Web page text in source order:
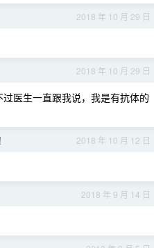
2018 年 10 月 29 日
2018 年 10 月 29 日
医生一直跟我说，我是有抗体的
2018 年 10 月 12 日
2018 年 9 月 14 日